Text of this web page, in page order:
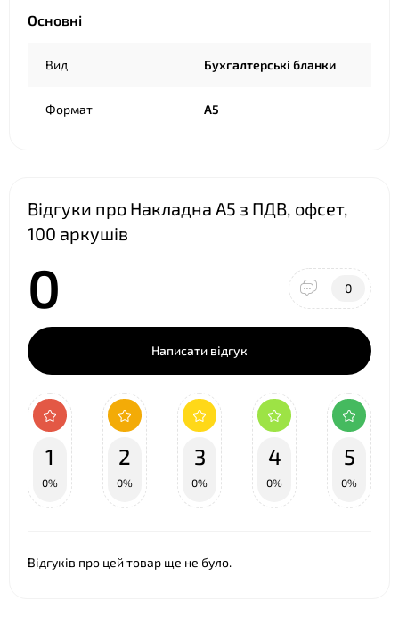
Основні
Вид Бухгалтерські бланки
Формат А5
Відгуки про Накладна А5 з ПДВ, офсет,
100 аркушів
0 0
Написати відгук
1
0%
2
0%
3
0%
4
0%
5
0%
Відгуків про цей товар ще не було.